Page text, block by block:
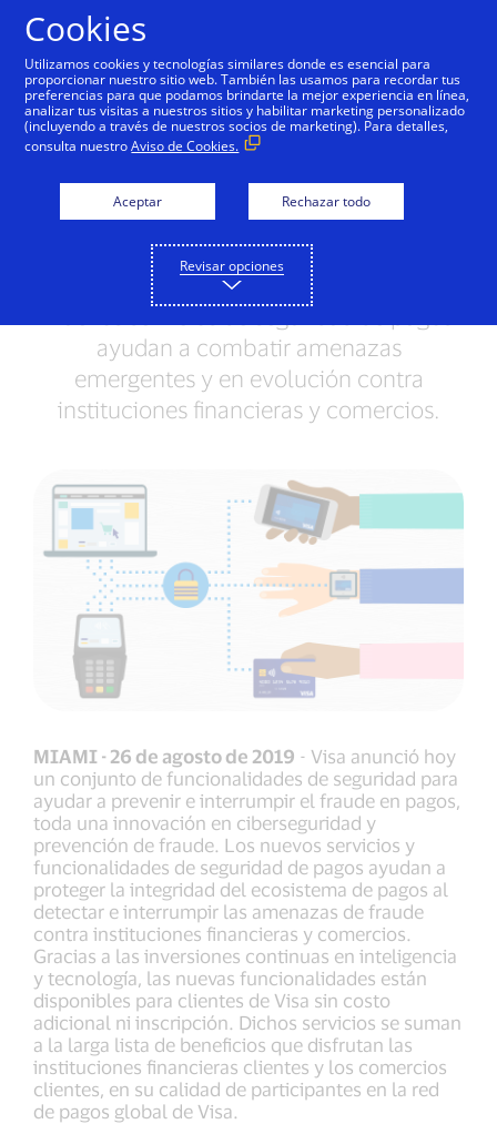
Visa presenta conjunto
de funcionalidades de
seguridad para ayudar a
prevenir e interrumpir el
fraude en pagos
Nuevos servicios de seguridad de pagos
ayudan a combatir amenazas
emergentes y en evolución contra
instituciones financieras y comercios.
MIAMI - 26 de agosto de 2019 - Visa anunció hoy
un conjunto de funcionalidades de seguridad para
ayudar a prevenir e interrumpir el fraude en pagos,
toda una innovación en ciberseguridad y
prevención de fraude. Los nuevos servicios y
funcionalidades de seguridad de pagos ayudan a
proteger la integridad del ecosistema de pagos al
detectar e interrumpir las amenazas de fraude
contra instituciones financieras y comercios.
Gracias a las inversiones continuas en inteligencia
y tecnología, las nuevas funcionalidades están
disponibles para clientes de Visa sin costo
adicional ni inscripción. Dichos servicios se suman
a la larga lista de beneficios que disfrutan las
instituciones financieras clientes y los comercios
clientes, en su calidad de participantes en la red
de pagos global de Visa.
Cookies
Utilizamos cookies y tecnologías similares donde es esencial para
proporcionar nuestro sitio web. También las usamos para recordar tus
preferencias para que podamos brindarte la mejor experiencia en línea,
analizar tus visitas a nuestros sitios y habilitar marketing personalizado
(incluyendo a través de nuestros socios de marketing). Para detalles,
consulta nuestroAviso de Cookies.
Aceptar Rechazar todo
Revisar opciones